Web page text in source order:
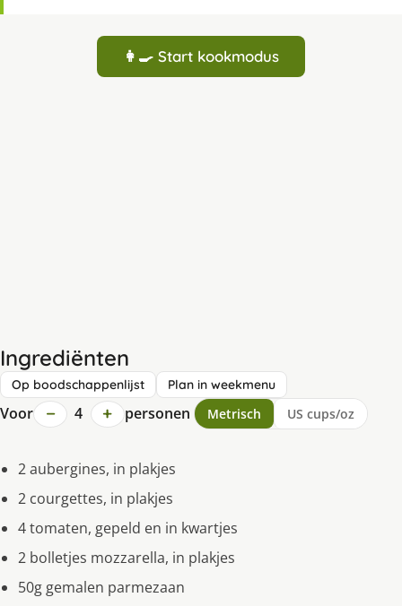
👩‍🍳 Start kookmodus
Ingrediënten
Op boodschappenlijst Plan in weekmenu
Voor − 4 + personen Metrisch US cups/oz
2 aubergines, in plakjes
2 courgettes, in plakjes
4 tomaten, gepeld en in kwartjes
2 bolletjes mozzarella, in plakjes
50g gemalen parmezaan